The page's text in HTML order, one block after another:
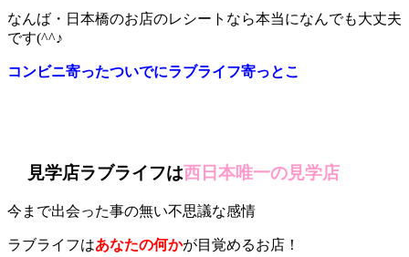
なんば・日本橋のお店のレシートなら本当になんでも大丈夫
です(^^♪
コンビニ寄ったついでにラブライフ寄っとこ
見学店ラブライフは西日本唯一の見学店
今まで出会った事の無い不思議な感情
ラブライフはあなたの何かが目覚めるお店！